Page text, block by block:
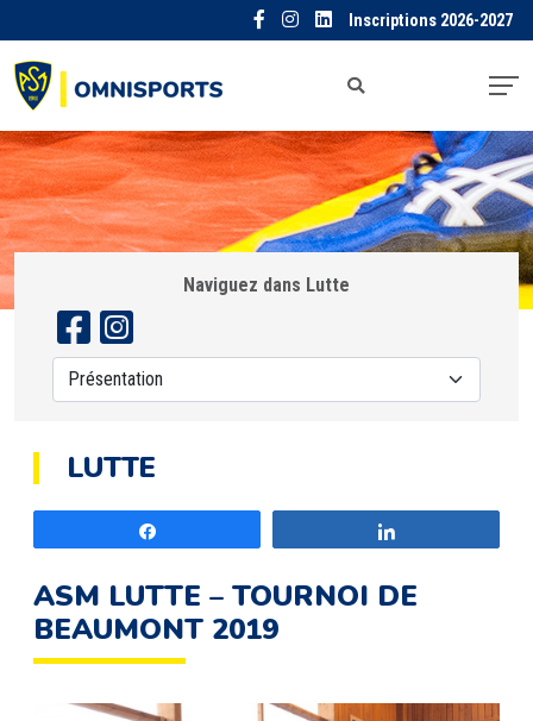
Inscriptions 2026-2027
Naviguez dans Lutte
LUTTE
ASM LUTTE – TOURNOI DE
BEAUMONT 2019